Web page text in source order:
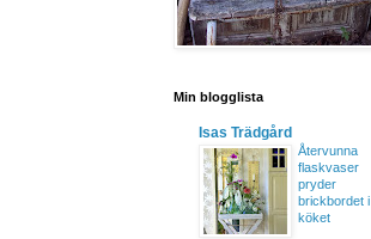
Min blogglista
Isas Trädgård
Återvunna
flaskvaser
pryder
brickbordet i
köket